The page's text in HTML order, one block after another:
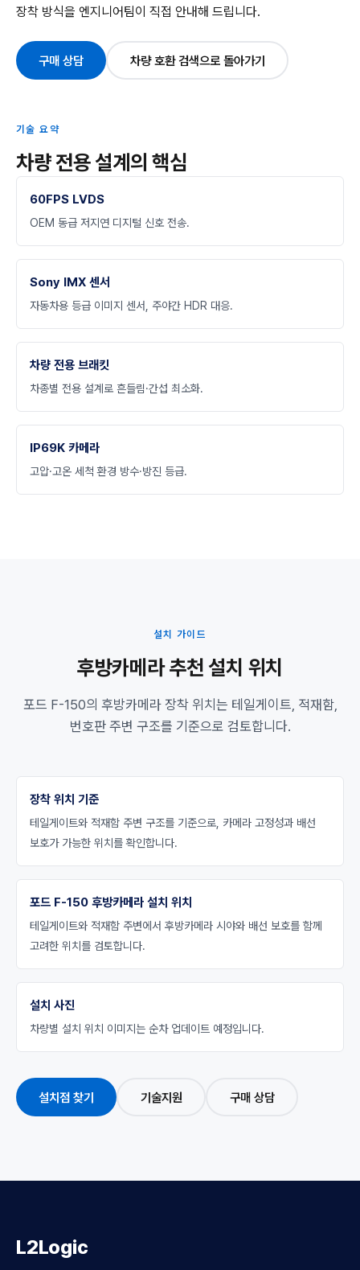
장착 방식을 엔지니어팀이 직접 안내해 드립니다.
구매 상담 차량 호환 검색으로 돌아가기
기술 요약
차량 전용 설계의 핵심
60FPS LVDS
OEM 동급 저지연 디지털 신호 전송.
Sony IMX 센서
자동차용 등급 이미지 센서, 주야간 HDR 대응.
차량 전용 브래킷
차종별 전용 설계로 흔들림·간섭 최소화.
IP69K 카메라
고압·고온 세척 환경 방수·방진 등급.
설치 가이드
후방카메라 추천 설치 위치
포드 F-150의 후방카메라 장착 위치는 테일게이트, 적재함,
번호판 주변 구조를 기준으로 검토합니다.
장착 위치 기준
테일게이트와 적재함 주변 구조를 기준으로, 카메라 고정성과 배선
보호가 가능한 위치를 확인합니다.
포드 F-150 후방카메라 설치 위치
테일게이트와 적재함 주변에서 후방카메라 시야와 배선 보호를 함께
고려한 위치를 검토합니다.
설치 사진
차량별 설치 위치 이미지는 순차 업데이트 예정입니다.
설치점 찾기 기술지원 구매 상담
L2Logic